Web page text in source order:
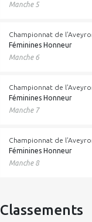
Manche 5
Championnat de
Féminines Honneur
Manche 6
Championnat de
Féminines Honneur
Manche 7
Championnat de
Féminines Honneur
Manche 8
Classements